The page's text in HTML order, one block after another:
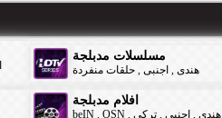
مسلسلات مدبلجة
هندى , اجنبى , حلقات منفردة
افلام مدبلجة
beIN , OSN , هندى , اجنبى , تركى